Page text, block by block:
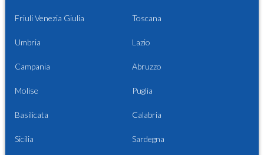
Friuli Venezia Giulia Toscana
Umbria Lazio
Campania Abruzzo
Molise Puglia
Basilicata Calabria
Sicilia Sardegna